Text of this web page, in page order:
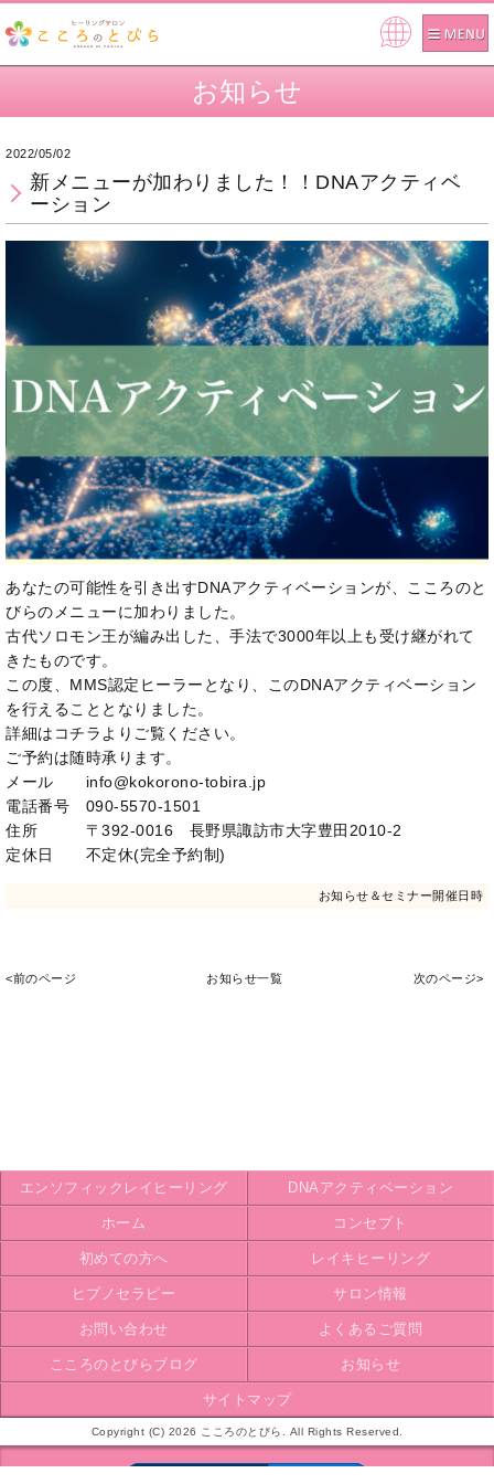
お知らせ
2022/05/02
新メニューが加わりました！！DNAアクティベ
ーション
あなたの可能性を引き出すDNAアクティベーションが、こころのと
びらのメニューに加わりました。
古代ソロモン王が編み出した、手法で3000年以上も受け継がれて
きたものです。
この度、MMS認定ヒーラーとなり、このDNAアクティベーション
を行えることとなりました。
詳細は コチラ よりご覧ください。
ご予約は随時承ります。
メール info@kokorono-tobira.jp
電話番号 090-5570-1501
住所 〒392-0016 長野県諏訪市大字豊田2010-2
定休日 不定休(完全予約制)
お知らせ＆セミナー開催日時
<前のページ お知らせ一覧 次のページ>
エンソフィックレイヒーリング DNAアクティベーション
ホーム コンセプト
初めての方へ レイキヒーリング
ヒプノセラピー サロン情報
お問い合わせ よくあるご質問
こころのとびらブログ お知らせ
サイトマップ
Copyright (C) 2026 こころのとびら. All Rights Reserved.